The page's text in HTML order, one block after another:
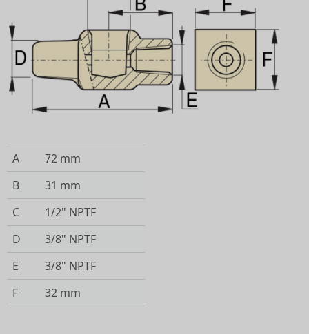
A
72 mm
B
31 mm
C
1/2" NPTF
D
3/8" NPTF
E
3/8" NPTF
F
32 mm